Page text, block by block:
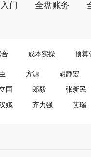
门 全盘账务
成本实操 预算
方源 胡静宏
国 郎毅 张新民
娥 齐力强 艾瑞